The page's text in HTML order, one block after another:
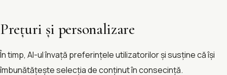
Prețuri și personalizare
În timp, AI-ul învață preferințele utilizatorilor și susține că își
îmbunătățește selecția de conținut în consecință.